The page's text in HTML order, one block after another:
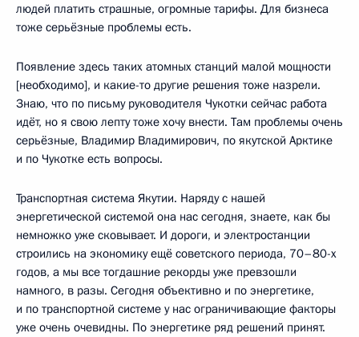
людей платить страшные, огромные тарифы. Для бизнеса
тоже серьёзные проблемы есть.
Появление здесь таких атомных станций малой мощности
[необходимо], и какие-то другие решения тоже назрели.
Знаю, что по письму руководителя Чукотки сейчас работа
идёт, но я свою лепту тоже хочу внести. Там проблемы очень
серьёзные, Владимир Владимирович, по якутской Арктике
и по Чукотке есть вопросы.
Транспортная система Якутии. Наряду с нашей
энергетической системой она нас сегодня, знаете, как бы
немножко уже сковывает. И дороги, и электростанции
строились на экономику ещё советского периода, 70–80-х
годов, а мы все тогдашние рекорды уже превзошли
намного, в разы. Сегодня объективно и по энергетике,
и по транспортной системе у нас ограничивающие факторы
уже очень очевидны. По энергетике ряд решений принят.